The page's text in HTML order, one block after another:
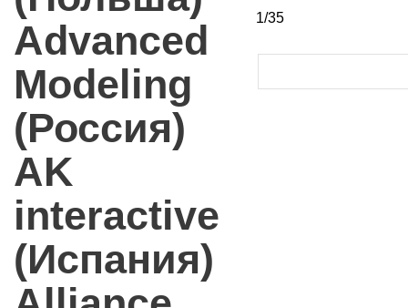
Advanced
Modeling
(Россия)
AK
interactive
(Испания)
1/35